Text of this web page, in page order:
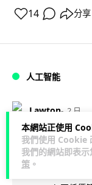
本網站正使用
我們使用 Cookie
我們的網站即表
策 。
14 分享
人工智能
Lawton 2 日
低價不再
低價搶客